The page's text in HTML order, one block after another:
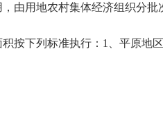
由用地农村集体经济组织分批
下列标准执行：1、平原地